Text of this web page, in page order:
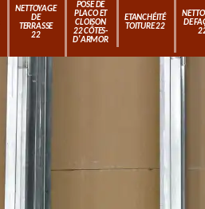
NETTOYAGE
DE
TERRASSE
22
POSE DE
PLACO ET
CLOISON
22 CÔTES-
D'ARMOR
ETANCHÉITÉ
TOITURE 22
DE